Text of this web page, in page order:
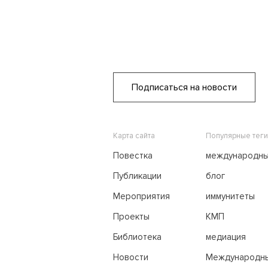
Подписаться на новости
Карта сайта
Повестка
Публикации
Мероприятия
Проекты
Библиотека
Новости
Популярные теги
блог
иммунитеты
КМП
медиация